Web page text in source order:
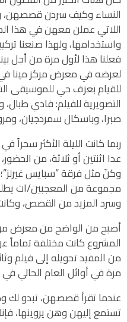
النساء وكيف سردن قصصهن،
اللاتي عملن معهن في هذا
واستخدامها، ولهذا صنعنا
فعلنا هذا لأول مرة من أجل
لعرضه في معرض مركز مينا
للقيام بعزف حي للموسيقى
التصويرية للفيلم: فادي
صبرا، وباسكال سمردجيان،
ربما كانت الليلة الأكثر
عدا اثنتين أو ثلاثة، من
وكنّ مثل فرقة “سبايس
مجموعة من المعجبين/ات
وسرد المزيد من القصص،
أصبح من الواضح من معرض
المشروع كانت مختلفة تماماً
من المفيد تحويله إلى فيلم
مرة في أوائل العام الحالي
عندما تقرأ قصصهن، تبدو لك
تستمع إليهن وهن يروينها،